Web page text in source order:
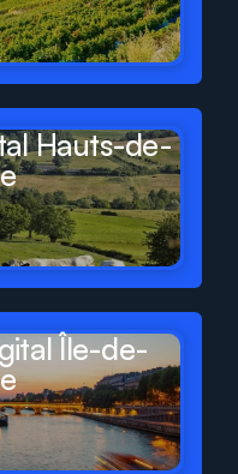
Hauts-de-
Île-de-